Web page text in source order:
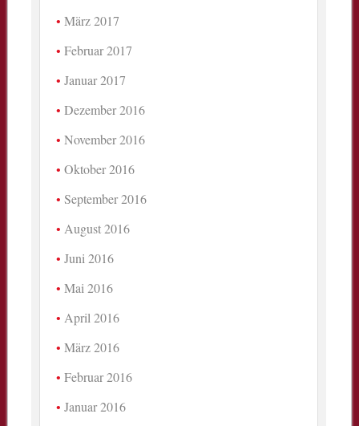
März 2017
Februar 2017
Januar 2017
Dezember 2016
November 2016
Oktober 2016
September 2016
August 2016
Juni 2016
Mai 2016
April 2016
März 2016
Februar 2016
Januar 2016